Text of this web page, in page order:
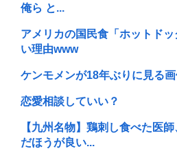
俺ら と...
アメリカの国民食「ホットド
い理由www
ケンモメンが18年ぶりに見る
恋愛相談していい？
【九州名物】鶏刺し食べた医
だほうが良い...